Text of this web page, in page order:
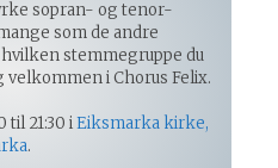
sopran- og tenor-
som de andre
stemmegruppe du
i Chorus Felix.
til 21:30 iEiksmarka kirke,
.